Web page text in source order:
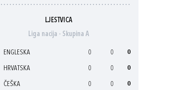
LJESTVICA
Liga nacija - Skupina A
ENGLESKA 0 0 0
HRVATSKA 0 0 0
ČEŠKA 0 0 0